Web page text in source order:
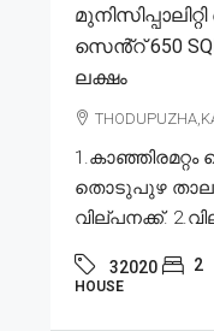
സെൻ്റ് 650
ലക്ഷം
തൊടുപുഴ
വില്പനക്ക്.
32020 2
HOUSE